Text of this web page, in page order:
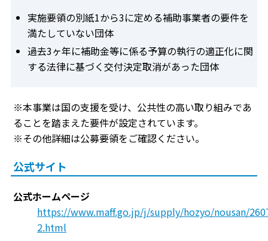
実施要領の別紙1から3に定める補助事業者の要件を
満たしていない団体
過去3ヶ年に補助金等に係る予算の執行の適正化に関
する法律に基づく交付決定取消があった団体
※本事業は国の支援を受け、公共性の高い取り組みであ
ることを踏まえた要件が設定されています。
※その他詳細は公募要領をご確認ください。
公式サイト
公式ホームページ
https://www.maff.go.jp/j/supply/hozyo/nousan/
2.html